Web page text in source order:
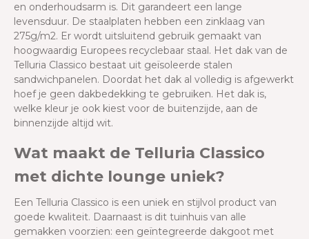
en onderhoudsarm is. Dit garandeert een lange
levensduur. De staalplaten hebben een zinklaag van
275g/m2. Er wordt uitsluitend gebruik gemaakt van
hoogwaardig Europees recyclebaar staal. Het dak van de
Telluria Classico bestaat uit geïsoleerde stalen
sandwichpanelen. Doordat het dak al volledig is afgewerkt
hoef je geen dakbedekking te gebruiken. Het dak is,
welke kleur je ook kiest voor de buitenzijde, aan de
binnenzijde altijd wit.
Wat maakt de Telluria Classico
met dichte lounge uniek?
Een Telluria Classico is een uniek en stijlvol product van
goede kwaliteit. Daarnaast is dit tuinhuis van alle
gemakken voorzien: een geïntegreerde dakgoot met